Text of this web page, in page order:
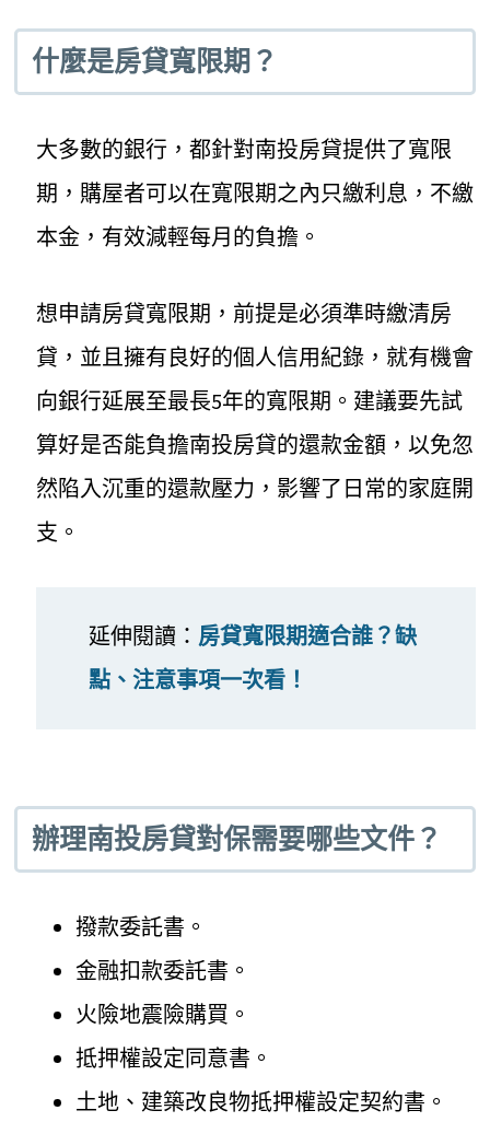
什麼是房貸寬限期？
大多數的銀行，都針對南投房貸提供了寬限
期，購屋者可以在寬限期之內只繳利息，不繳
本金，有效減輕每月的負擔。
想申請房貸寬限期，前提是必須準時繳清房
貸，並且擁有良好的個人信用紀錄，就有機會
向銀行延展至最長5年的寬限期。建議要先試
算好是否能負擔南投房貸的還款金額，以免忽
然陷入沉重的還款壓力，影響了日常的家庭開
支。
延伸閱讀： 房貸寬限期適合誰？缺
點、注意事項一次看！
辦理南投房貸對保需要哪些文件？
撥款委託書。
金融扣款委託書。
火險地震險購買。
抵押權設定同意書。
土地、建築改良物抵押權設定契約書。